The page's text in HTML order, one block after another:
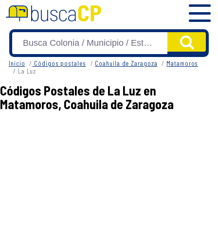
Inicio Códigos postales Coahuila de Zaragoza
Matamoros
La Luz
Códigos Postales de La Luz en
Matamoros, Coahuila de Zaragoza